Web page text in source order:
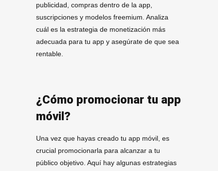
publicidad, compras dentro de la app,
suscripciones y modelos freemium. Analiza
cuál es la estrategia de monetización más
adecuada para tu app y asegúrate de que sea
rentable.
¿Cómo promocionar tu app
móvil?
Una vez que hayas creado tu app móvil, es
crucial promocionarla para alcanzar a tu
público objetivo. Aquí hay algunas estrategias